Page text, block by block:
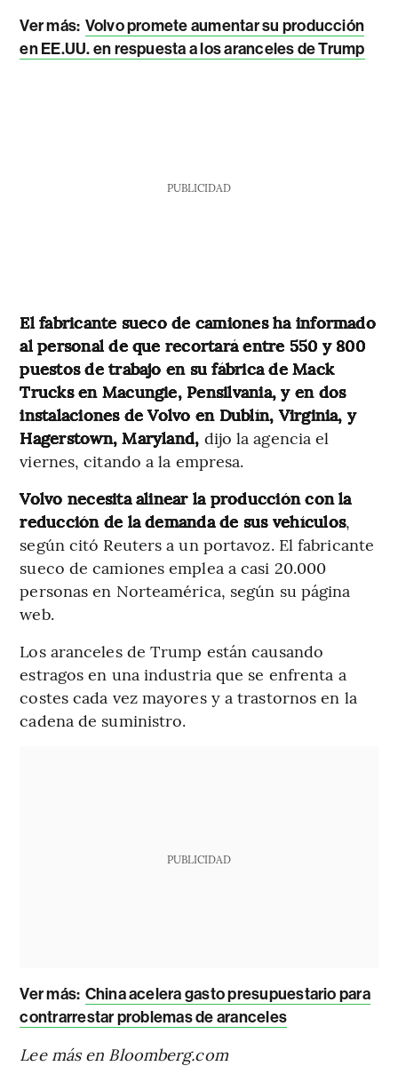
Ver más: Volvo promete aumentar su producción
en EE.UU. en respuesta a los aranceles de Trump
PUBLICIDAD
El fabricante sueco de camiones ha informado
al personal de que recortará entre 550 y 800
puestos de trabajo en su fábrica de Mack
Trucks en Macungie, Pensilvania, y en dos
instalaciones de Volvo en Dublín, Virginia, y
Hagerstown, Maryland, dijo la agencia el
viernes, citando a la empresa.
Volvo necesita alinear la producción con la
reducción de la demanda de sus vehículos,
según citó Reuters a un portavoz. El fabricante
sueco de camiones emplea a casi 20.000
personas en Norteamérica, según su página
web.
Los aranceles de Trump están causando
estragos en una industria que se enfrenta a
costes cada vez mayores y a trastornos en la
cadena de suministro.
PUBLICIDAD
Ver más: China acelera gasto presupuestario para
contrarrestar problemas de aranceles
Lee más en Bloomberg.com